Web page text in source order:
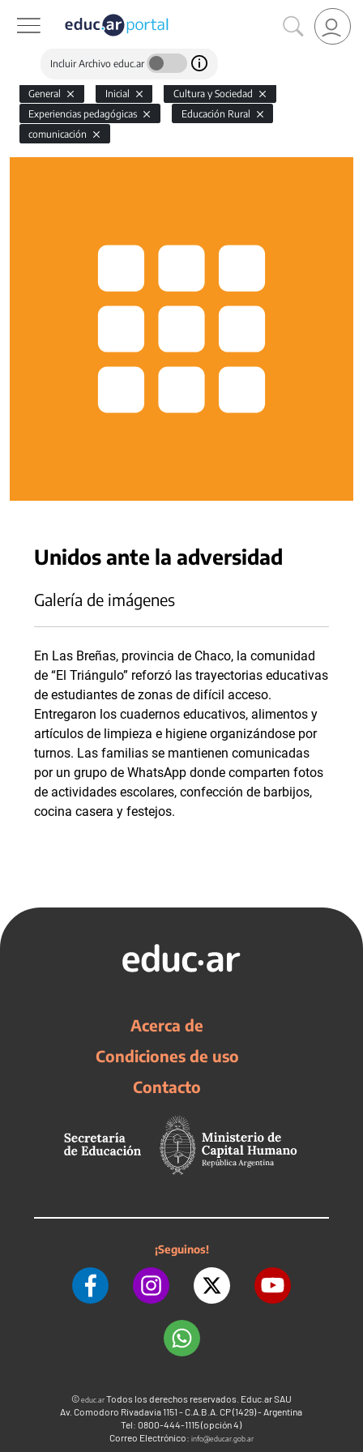
Incluir Archivo educ.ar
General Inicial
Cultura y Sociedad
Experiencias pedagógicas
Educación Rural
comunicación
Unidos ante la adversidad
Galería de imágenes
En Las Breñas, provincia de Chaco, la comunidad
de “El Triángulo” reforzó las trayectorias educativas
de estudiantes de zonas de difícil acceso.
Entregaron los cuadernos educativos, alimentos y
artículos de limpieza e higiene organizándose por
turnos. Las familias se mantienen comunicadas
por un grupo de WhatsApp donde comparten fotos
de actividades escolares, confección de barbijos,
cocina casera y festejos.
Acerca de
Condiciones de uso
Contacto
¡Seguinos!
©educ.arTodos los derechos reservados. Educ.ar SAU
Av. Comodoro Rivadavia 1151 - C.A.B.A. CP (1429) - Argentina
Tel: 0800-444-1115 (opción 4)
Correo Electrónico: info@educar.gob.ar